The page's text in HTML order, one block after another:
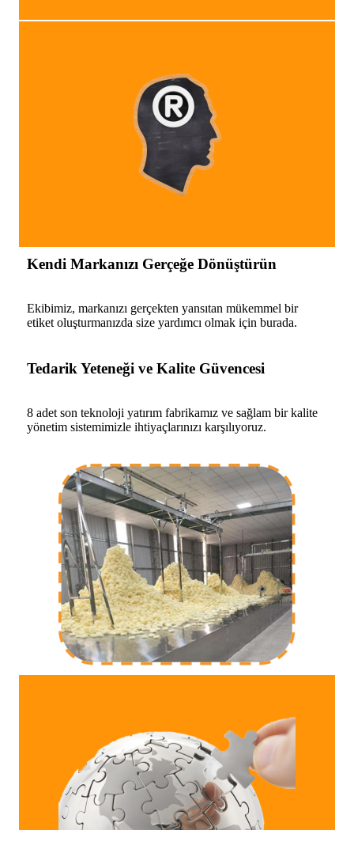
Kendi Markanızı Gerçeğe Dönüştürün
Ekibimiz, markanızı gerçekten yansıtan mükemmel bir
etiket oluşturmanızda size yardımcı olmak için burada.
Tedarik Yeteneği ve Kalite Güvencesi
8 adet son teknoloji yatırım fabrikamız ve sağlam bir kalite
yönetim sistemimizle ihtiyaçlarınızı karşılıyoruz.